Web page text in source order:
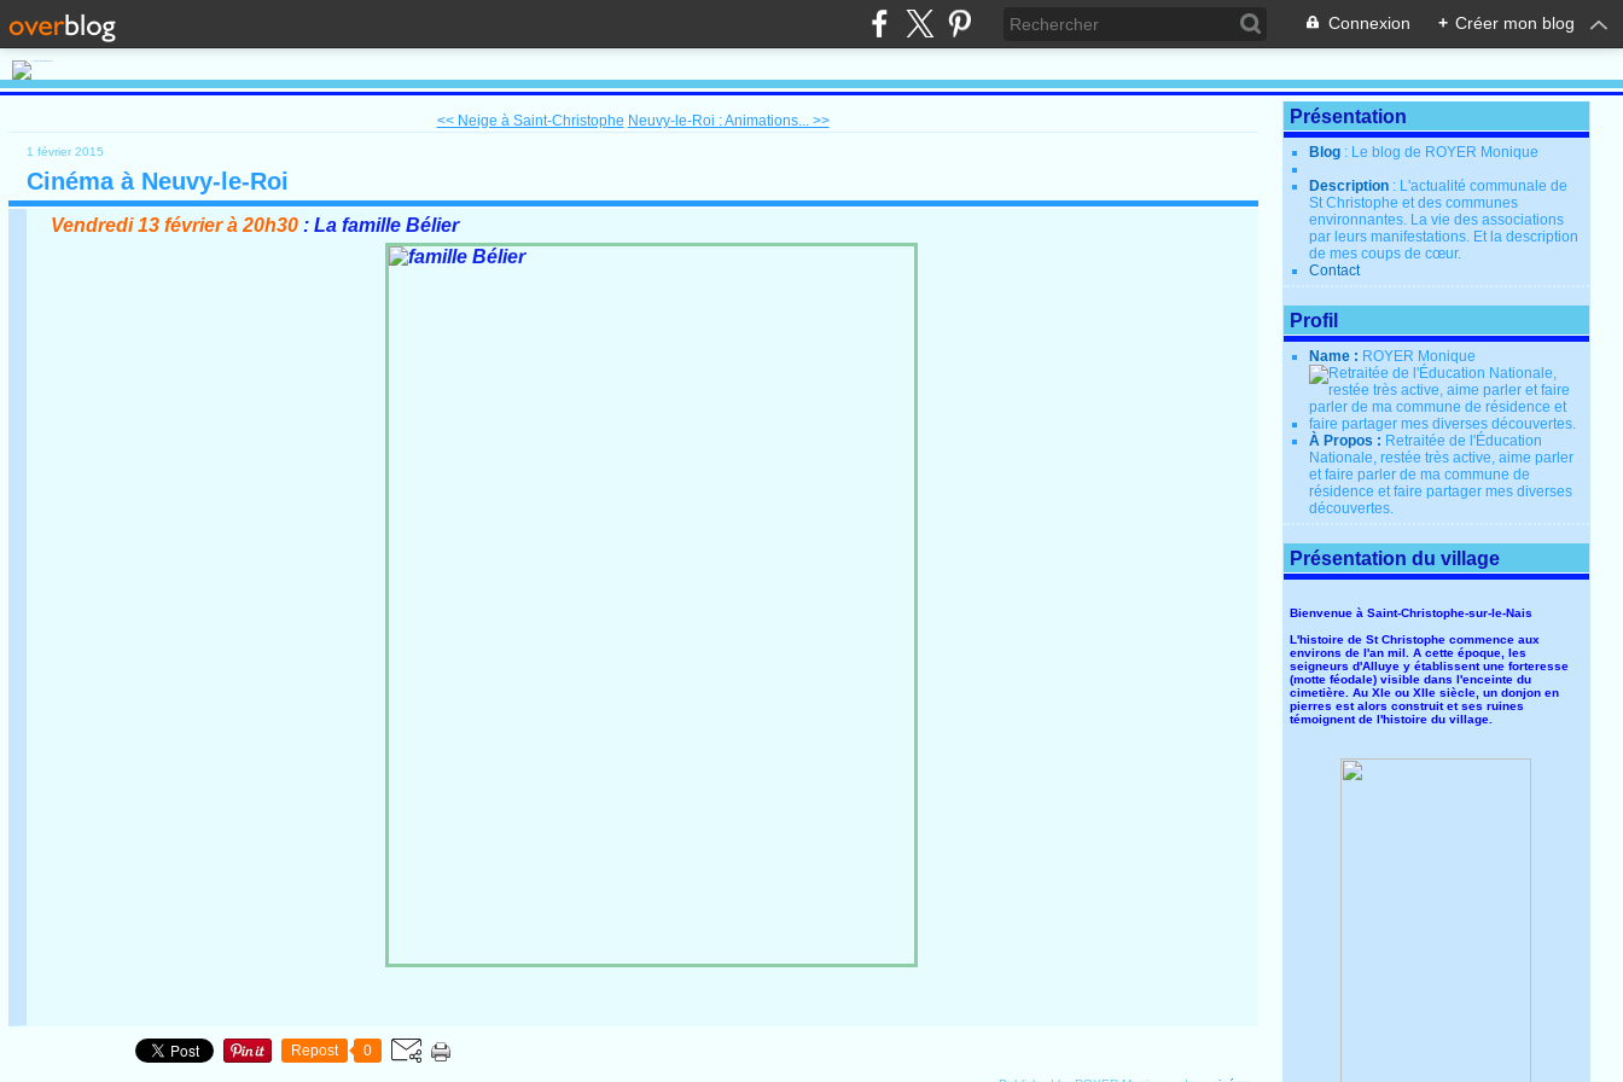
Connexion + Créer mon blog
<< Neige à Saint-Christophe Neuvy-le-Roi : Animations... >>
1 février 2015
Cinéma à Neuvy-le-Roi
Vendredi 13 février à 20h30: La famille Bélier
Repost 0
Présentation
Blog : Le blog de ROYER Monique
Description : L'actualité communale de
St Christophe et des communes
environnantes. La vie des associations
par leurs manifestations. Et la description
de mes coups de cœur.
Contact
Profil
Name : ROYER Monique
À Propos : Retraitée de l'Éducation
Nationale, restée très active, aime parler
et faire parler de ma commune de
résidence et faire partager mes diverses
découvertes.
Présentation du village
Bienvenue à Saint-Christophe-sur-le-Nais
L'histoire de St Christophe commence aux
environs de l'an mil. A cette époque, les
seigneurs d'Alluye y établissent une forteresse
(motte féodale) visible dans l'enceinte du
cimetière. Au XIe ou XIIe siècle, un donjon en
pierres est alors construit et ses ruines
témoignent de l'histoire du village.